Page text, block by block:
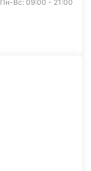
Пн-Вс: 09:00 - 21:00